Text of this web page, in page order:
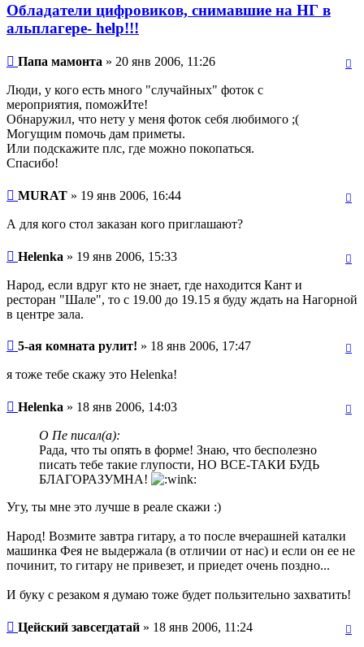
Обладатели цифровиков, снимавшие на НГ в
альплагере- help!!!
Папа мамонта » 20 янв 2006, 11:26
Люди, у кого есть много "случайных" фоток с
мероприятия, поможИте!
Обнаружил, что нету у меня фоток себя любимого ;(
Могущим помочь дам приметы.
Или подскажите плс, где можно покопаться.
Спасибо!
MURAT » 19 янв 2006, 16:44
А для кого стол заказан кого приглашают?
Helenka » 19 янв 2006, 15:33
Народ, если вдруг кто не знает, где находится Кант и
ресторан "Шале", то с 19.00 до 19.15 я буду ждать на Нагорной
в центре зала.
5-ая комната рулит! » 18 янв 2006, 17:47
я тоже тебе скажу это Helenka!
Helenka » 18 янв 2006, 14:03
О Пе писал(а):
Рада, что ты опять в форме! Знаю, что бесполезно
писать тебе такие глупости, НО ВСЕ-ТАКИ БУДЬ
БЛАГОРАЗУМНА!
Угу, ты мне это лучше в реале скажи :)
Народ! Возмите завтра гитару, а то после вчерашней каталки
машинка Фея не выдержала (в отличии от нас) и если он ее не
починит, то гитару не привезет, и приедет очень поздно...
И буку с резаком я думаю тоже будет пользительно захватить!
Цейский завсегдатай » 18 янв 2006, 11:24